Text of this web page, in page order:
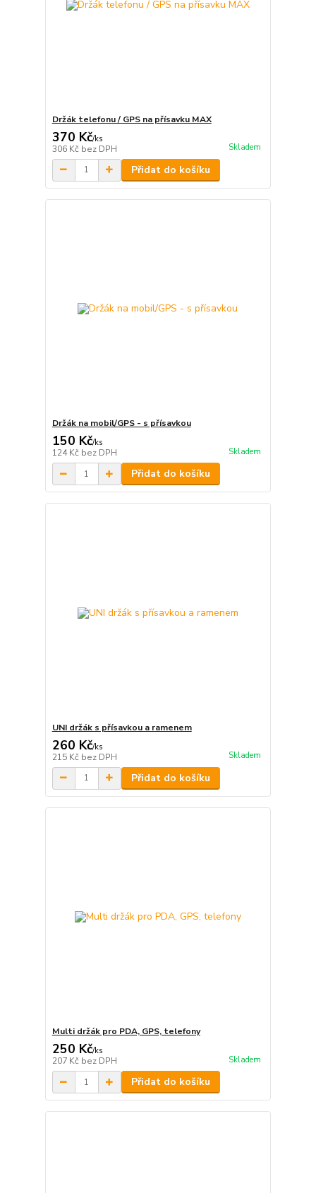
Držák telefonu / GPS na přísavku MAX
370 Kč/ks
306 Kč bez DPH Skladem
Přidat do košíku
Držák na mobil/GPS - s přísavkou
150 Kč/ks
124 Kč bez DPH Skladem
Přidat do košíku
UNI držák s přísavkou a ramenem
260 Kč/ks
215 Kč bez DPH Skladem
Přidat do košíku
Multi držák pro PDA, GPS, telefony
250 Kč/ks
207 Kč bez DPH Skladem
Přidat do košíku